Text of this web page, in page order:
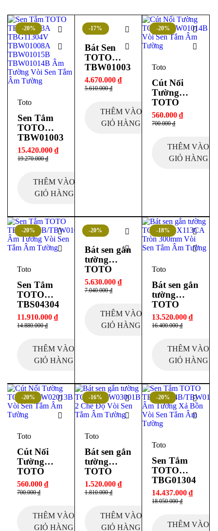
-20%
Toto
Sen Tắm
TOTO
TBW01003
A
TBG11304
TBW01008
TBW01015
TBW01014
B Âm
Tường
19.270.000₫
15.420.000 ₫
THÊM VÀO
GIỎ HÀNG
-17%
Toto
Bát Sen
TOTO
TBW01003
B1A Gắn
Trần
5.610.000₫
4.670.000 ₫
THÊM VÀO
GIỎ HÀNG
-20%
Toto
Cút Nối
Tường
TOTO
TBW01014
B
700.000₫
560.000₫
THÊM VÀO
GIỎ HÀNG
-20%
Toto
Sen Tắm
TOTO
TBS04304
B/TBW010
04A/TBW0
14.880.000₫
11.910.000 ₫
THÊM VÀO
GIỎ HÀNG
-20%
Toto
Bát sen gắn
tường
TOTO
TBW02004
A 2 Chế Độ
7.040.000₫
5.630.000 ₫
THÊM VÀO
GIỎ HÀNG
-18%
Toto
Bát sen gắn
tường
TOTO
DBX113C
A Tròn
16.400.000₫
13.520.000₫
THÊM VÀO
GIỎ HÀNG
-20%
Toto
Cút Nối
Tường
TOTO
TBW02013
B
700.000₫
560.000 ₫
THÊM VÀO
GIỎ HÀNG
-16%
Toto
Bát sen gắn
tường
TOTO
TBW03001
B 2 Chế Độ
1.810.000₫
1.520.000 ₫
THÊM VÀO
GIỎ HÀNG
-20%
Toto
Sen Tắm
TOTO
TBG01304
BA/TBW01
004A/TBG
Âm Tường
Xả Bồn
18.050.000₫
14.437.000₫
THÊM VÀO